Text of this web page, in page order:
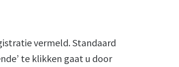
vermeld. Standaard
te klikken gaat u door